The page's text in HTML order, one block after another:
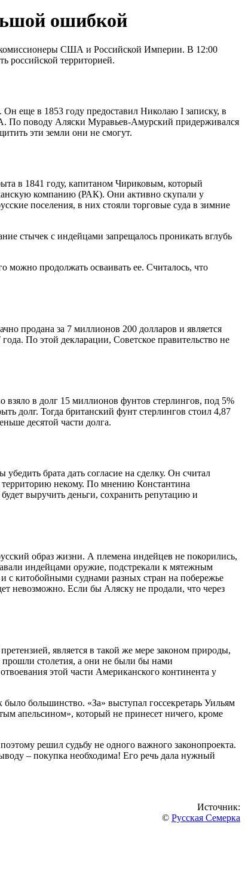
ошибкой
комиссионеры США и Российской Империи. В 12:00
российской территорией.
еще в 1853 году предоставил Николаю I записку, в
По поводу Аляски Муравьев-Амурский придерживался
эти земли они не смогут.
в 1841 году, капитаном Чириковым, который
компанию (РАК). Они активно скупали у
поселения, в них стояли торговые суда в зимние
стычек с индейцами запрещалось проникать вглубь
можно продолжать осваивать ее. Считалось, что
продана за 7 миллионов 200 долларов и является
По этой декларации, Советское правительство не
взяло в долг 15 миллионов фунтов стерлингов, под 5%
долг. Тогда британский фунт стерлингов стоил 4,87
десятой части долга.
брата дать согласие на сделку. Он считал
территорию некому. По мнению Константина
выручить деньги, сохранить репутацию и
образ жизни. А племена индейцев не покорились,
индейцами оружие, подстрекали к мятежным
с китобойными суднами разных стран на побережье
невозможно. Если бы Аляску не продали, что через
является в такой же мере законом природы,
столетия, а они не были бы нами
этой части Американского континента у
большинство. «За» выступал госсекретарь Уильям
апельсином», который не принесет ничего, кроме
решил судьбу не одного важного законопроекта.
– покупка необходима! Его речь дала нужный
Источник:
© Русская Семерка